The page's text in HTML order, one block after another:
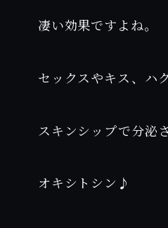
凄い効果ですよね。
セックスやキス、ハ
スキンシップで分泌
オキシトシン♪